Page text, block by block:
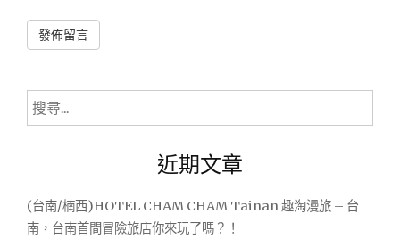
搜
尋
近期文章
(台南/楠西)HOTEL CHAM CHAM Tainan 趣淘漫旅 – 台
南，台南首間冒險旅店你來玩了嗎？！